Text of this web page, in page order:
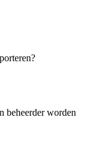
beheerder worden